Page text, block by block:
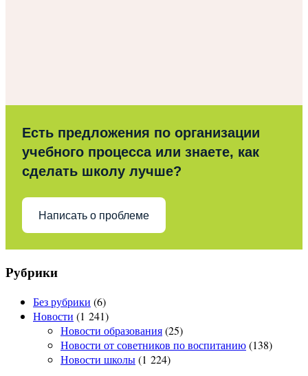
Есть предложения по организации
учебного процесса или знаете, как
сделать школу лучше?
Написать о проблеме
Рубрики
Без рубрики (6)
Новости (1 241)
Новости образования(25)
Новости от советников по воспитанию(138)
Новости школы(1 224)